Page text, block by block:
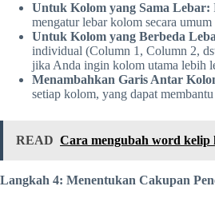
Untuk Kolom yang Sama Lebar:
mengatur lebar kolom secara
Untuk Kolom yang Berbeda
individual (Column 1, Column 2,
jika Anda ingin kolom utama lebih
Menambahkan Garis Antar
setiap kolom, yang dapat
READ Cara mengubah word kelip
Langkah 4: Menentukan Cakupan